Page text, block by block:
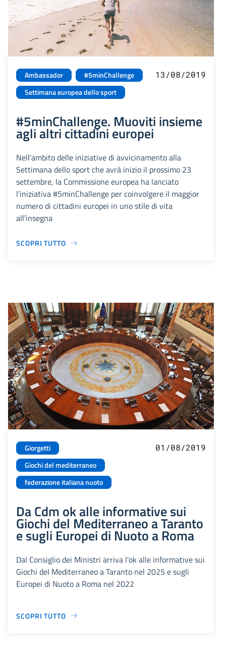
Ambassador
#5minChallenge
Settimana europea dello sport
13/08/2019
#5minChallenge. Muoviti insieme
agli altri cittadini europei
Nell’ambito delle iniziative di avvicinamento alla
Settimana dello sport che avrà inizio il prossimo 23
settembre, la Commissione europea ha lanciato
l’iniziativa #5minChallenge per coinvolgere il maggior
numero di cittadini europei in uno stile di vita
all’insegna
SCOPRI TUTTO
Giorgetti
Giochi del mediterraneo
federazione italiana nuoto
01/08/2019
Da Cdm ok alle informative sui
Giochi del Mediterraneo a Taranto
e sugli Europei di Nuoto a Roma
Dal Consiglio dei Ministri arriva l'ok alle informative sui
Giochi del Mediterraneo a Taranto nel 2025 e sugli
Europei di Nuoto a Roma nel 2022
SCOPRI TUTTO